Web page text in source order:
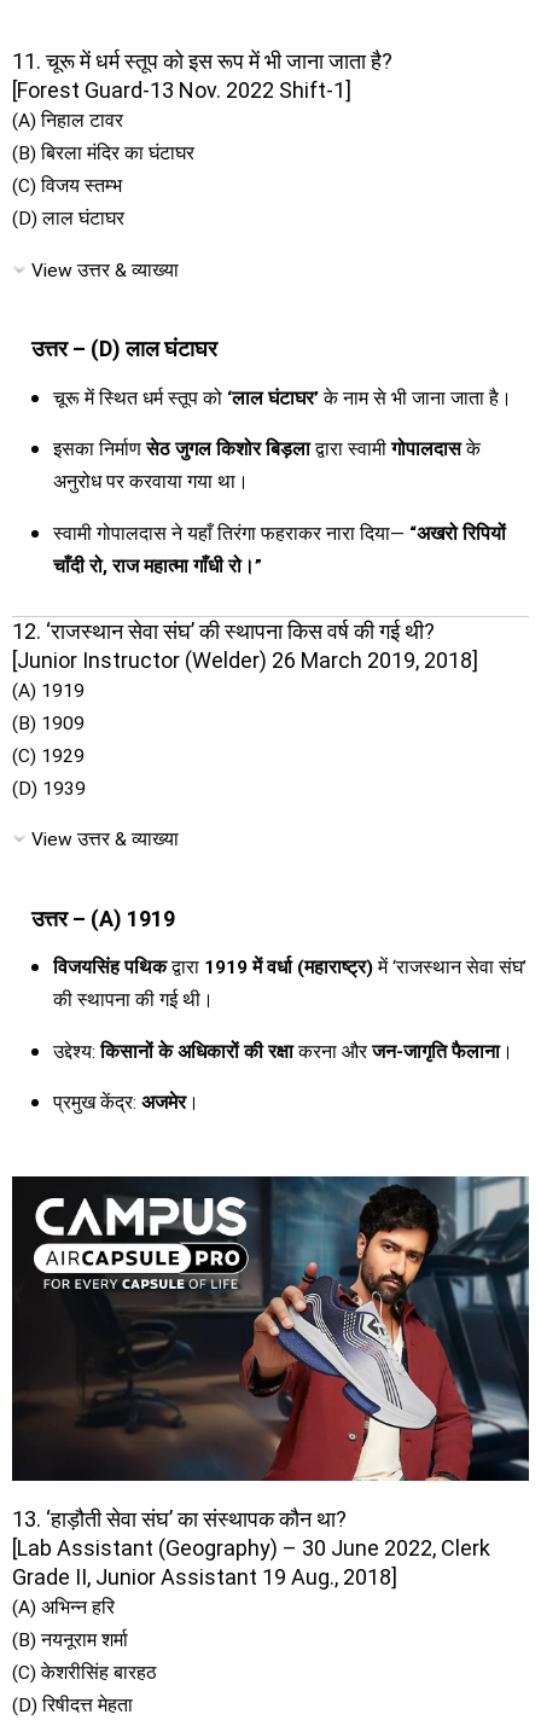
11. चूरू में धर्म स्तूप को इस रूप में भी जाना जाता है?
[Forest Guard-13 Nov. 2022 Shift-1]
(A) निहाल टावर
(B) बिरला मंदिर का घंटाघर
(C) विजय स्तम्भ
(D) लाल घंटाघर
View उत्तर & व्याख्या
उत्तर – (D) लाल घंटाघर
चूरू में स्थित धर्म स्तूप को ‘लाल घंटाघर’के नाम से भी जाना जाता है।
इसका निर्माणसेठ जुगल किशोर बिड़लाद्वारा स्वामीगोपालदासके
अनुरोध पर करवाया गया था।
स्वामी गोपालदास ने यहाँ तिरंगा फहराकर नारा दिया— “अखरो रिपियों
चाँदी रो, राज महात्मा गाँधी रो।”
12. ‘राजस्थान सेवा संघ’ की स्थापना किस वर्ष की गई थी?
[Junior Instructor (Welder) 26 March 2019, 2018]
(A) 1919
(B) 1909
(C) 1929
(D) 1939
View उत्तर & व्याख्या
उत्तर – (A) 1919
विजयसिंह पथिकद्वारा 1919 में वर्धा (महाराष्ट्र)में ‘राजस्थान सेवा संघ’
की स्थापना की गई थी।
उद्देश्य:किसानों के अधिकारों की रक्षाकरना औरजन-जागृति फैलाना।
प्रमुख केंद्र: अजमेर।
13. ‘हाड़ौती सेवा संघ’ का संस्थापक कौन था?
[Lab Assistant (Geography) – 30 June 2022, Clerk
Grade II, Junior Assistant 19 Aug., 2018]
(A) अभिन्न हरि
(B) नयनूराम शर्मा
(C) केशरीसिंह बारहठ
(D) रिषीदत्त मेहता